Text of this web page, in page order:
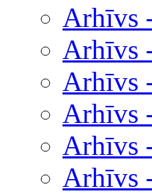
Arhīvs
Arhīvs
Arhīvs
Arhīvs
Arhīvs
Arhīvs